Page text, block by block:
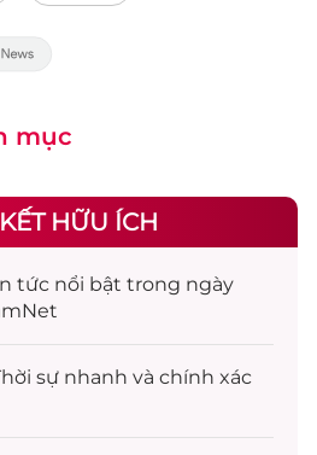
mục
HỮU ÍCH
tức nổi bật trong ngày
sự nhanh và chính xác